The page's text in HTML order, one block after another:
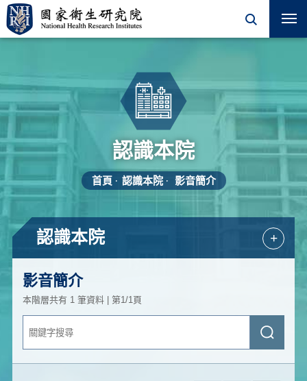
認識本院
首頁 認識本院 影音簡介
認識本院 +
影音簡介
本階層共有 1 筆資料 | 第1/1頁
關
送